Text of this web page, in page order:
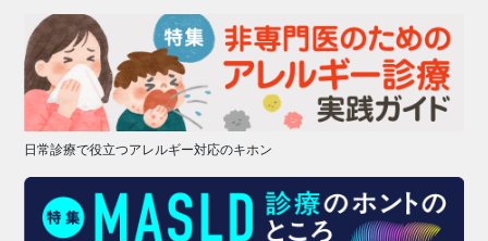
日常診療で役立つアレルギー対応のキホン